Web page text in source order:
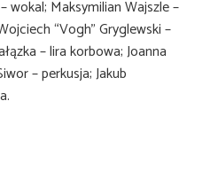
wokal; Maksymilian Wajszle –
“Vogh” Gryglewski –
– lira korbowa; Joanna
– perkusja; Jakub